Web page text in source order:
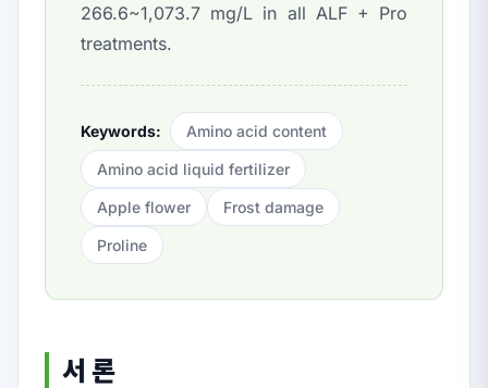
266.6~1,073.7 mg/L in all ALF + Pro
treatments.
Keywords: Amino acid content
Amino acid liquid fertilizer
Apple flower Frost damage
Proline
서 론